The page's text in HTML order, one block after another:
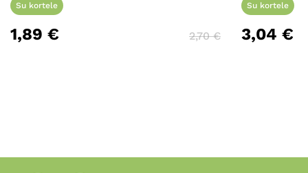
Su kortele
1,89 € 2,70€
Su kortele
3,04 €